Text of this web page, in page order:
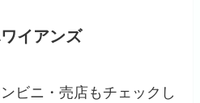
イアンズ
ビニ・売店もチェックし